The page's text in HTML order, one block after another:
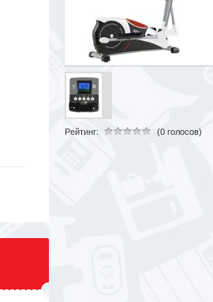
Рейтинг: (0 голосов)